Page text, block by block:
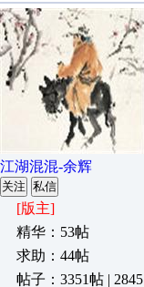
江湖混混-余辉
关注 私信
[版主]
精华：53帖
求助：44帖
帖子：3351帖 |